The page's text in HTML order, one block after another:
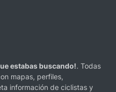
estabas buscando!. Todas
mapas, perfiles,
información de ciclistas y